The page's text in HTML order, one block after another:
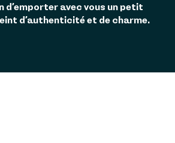
d’emporter avec vous un petit
d’authenticité et de charme.